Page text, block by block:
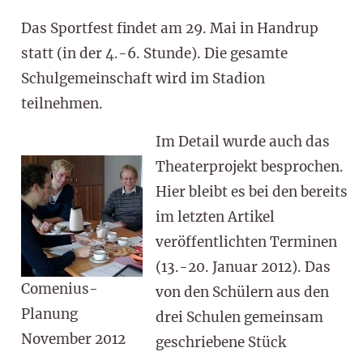
Das Sportfest findet am 29. Mai in Handrup
statt (in der 4.-6. Stunde). Die gesamte
Schulgemeinschaft wird im Stadion
teilnehmen.
Comenius-
Planung
November 2012
Im Detail wurde auch das
Theaterprojekt besprochen.
Hier bleibt es bei den bereits
im letzten Artikel
veröffentlichten Terminen
(13.-20. Januar 2012). Das
von den Schülern aus den
drei Schulen gemeinsam
geschriebene Stück